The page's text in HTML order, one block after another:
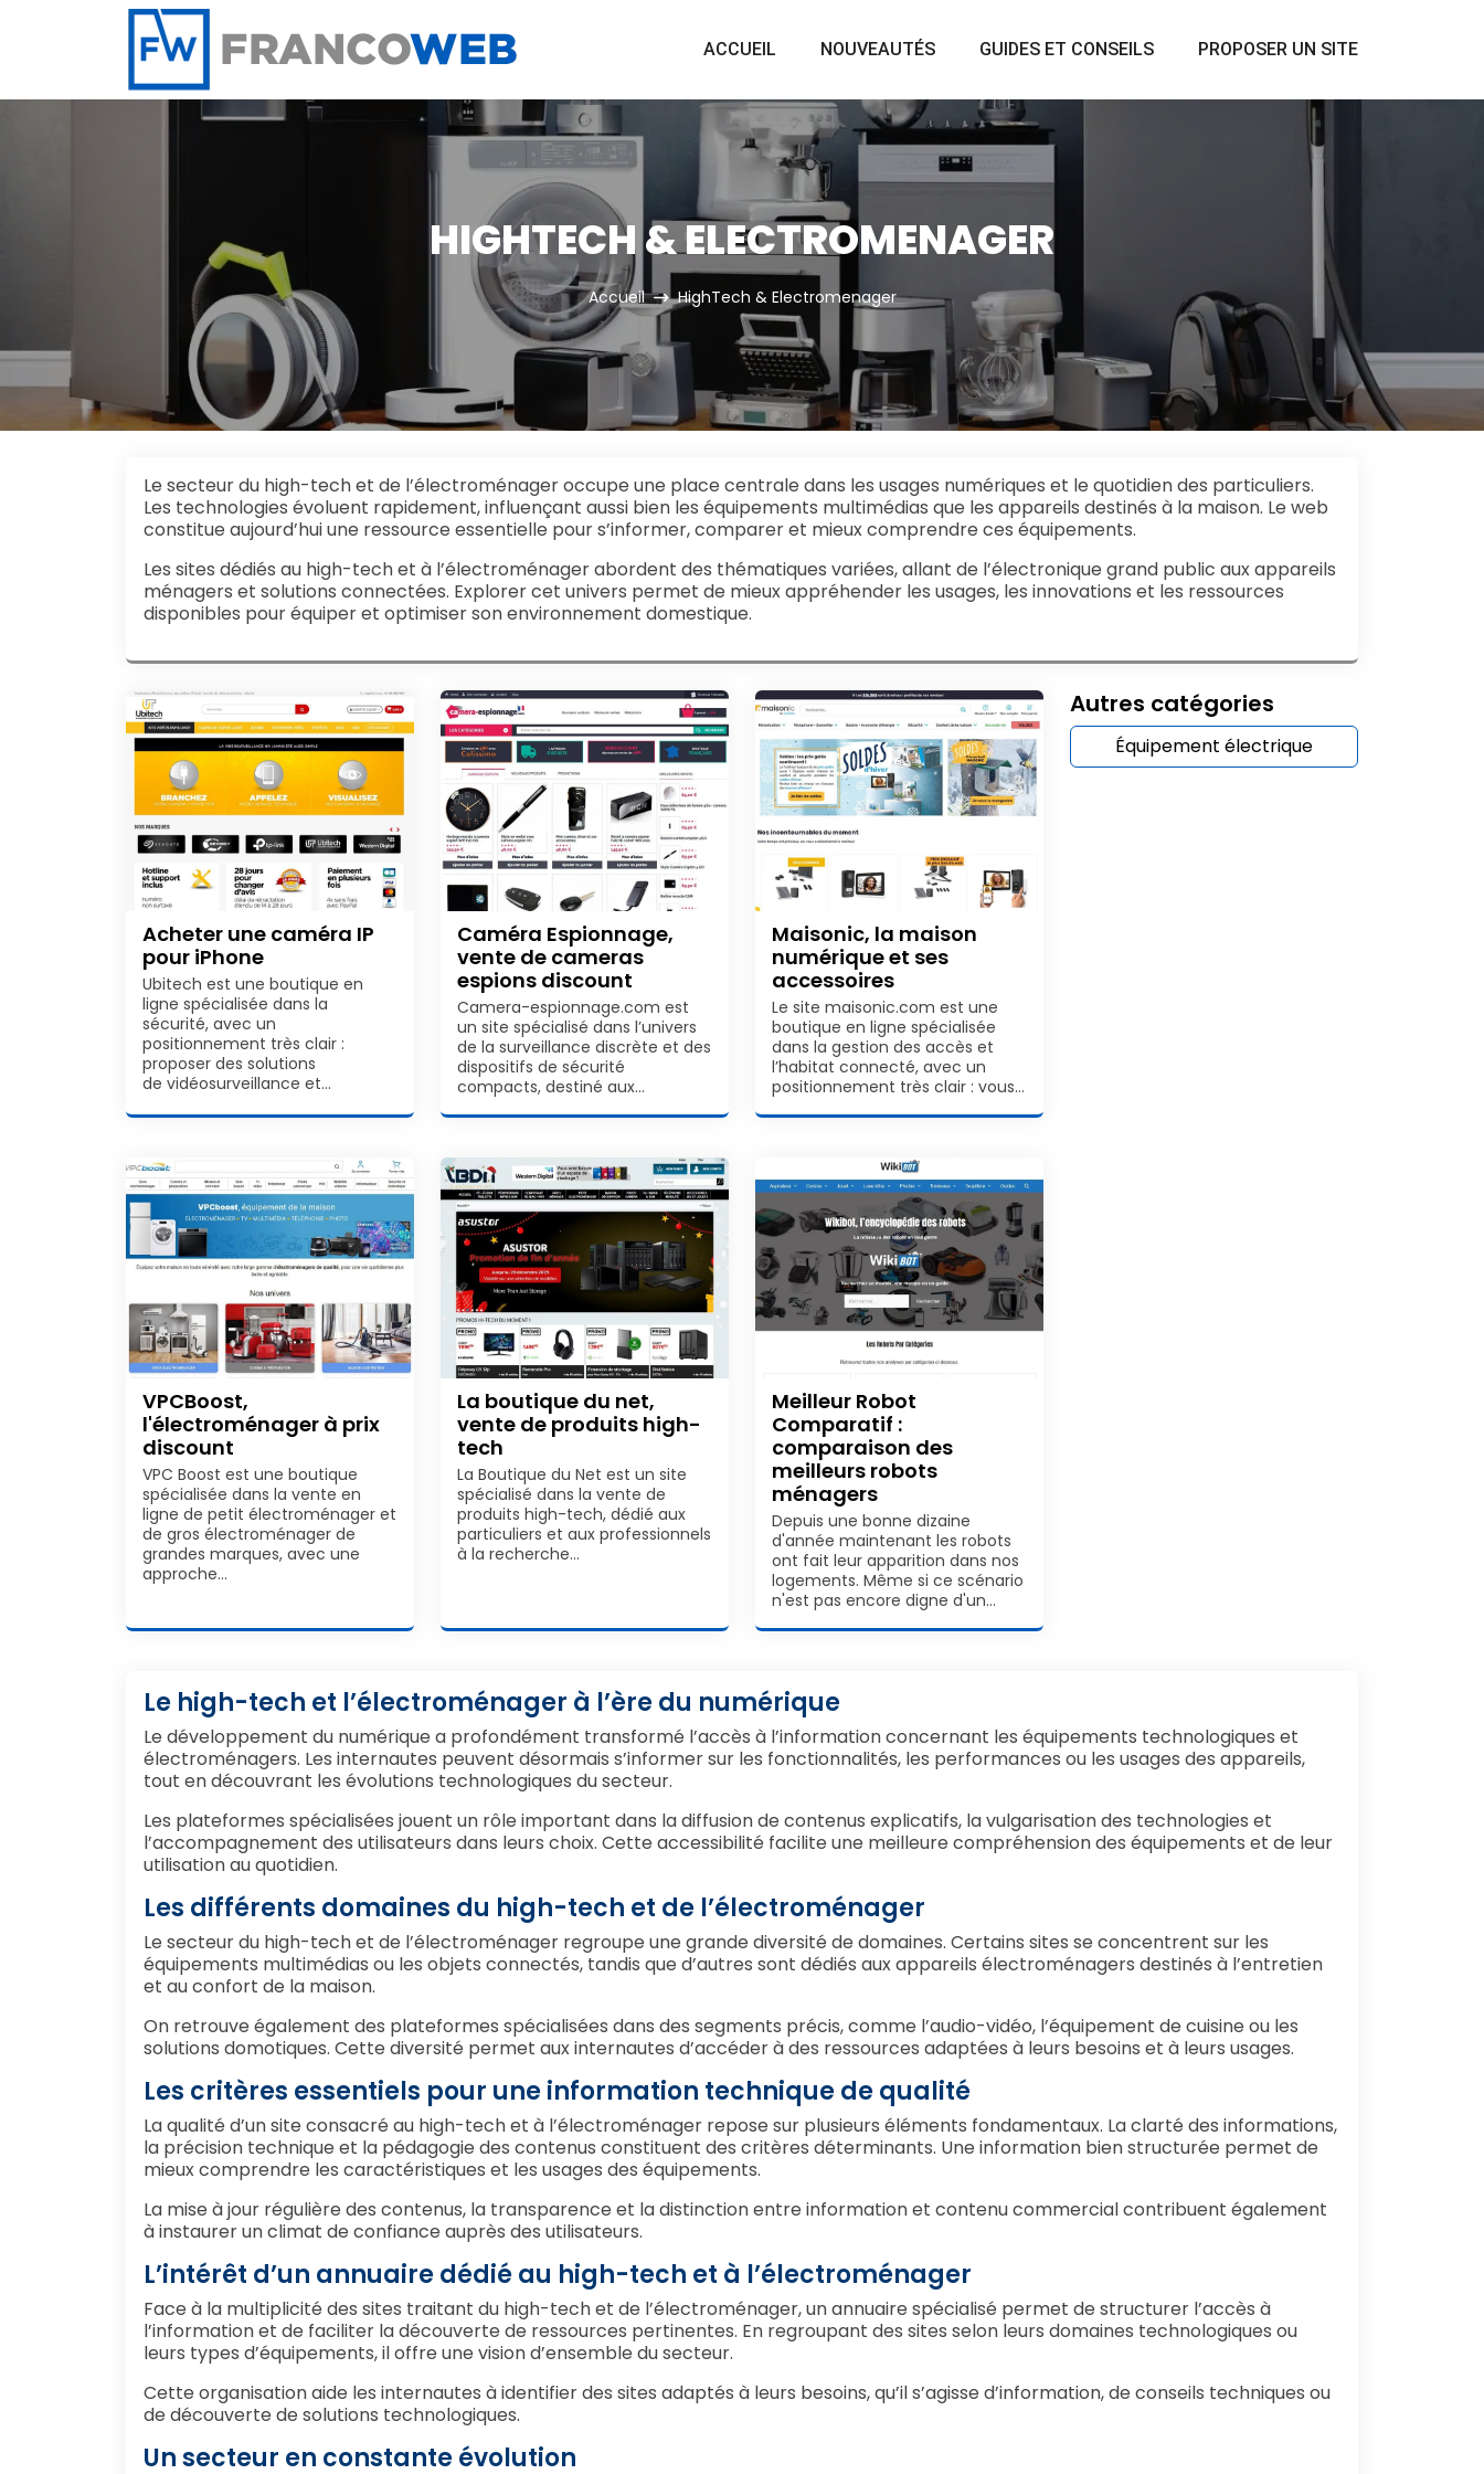
Panneau de gestion des cookies
ACCUEIL NOUVEAUTÉS GUIDES ET CONSEILS PROPOSER UN SITE
HIGHTECH & ELECTROMENAGER
Accueil HighTech & Electromenager
Le secteur du high-tech et de l’électroménager occupe une place centrale dans les usages numériques et le quotidien des particuliers.
Les technologies évoluent rapidement, influençant aussi bien les équipements multimédias que les appareils destinés à la maison. Le web
constitue aujourd’hui une ressource essentielle pour s’informer, comparer et mieux comprendre ces équipements.
Les sites dédiés au high-tech et à l’électroménager abordent des thématiques variées, allant de l’électronique grand public aux appareils
ménagers et solutions connectées. Explorer cet univers permet de mieux appréhender les usages, les innovations et les ressources
disponibles pour équiper et optimiser son environnement domestique.
Acheter une caméra IP
pour iPhone
Ubitech est une boutique en
ligne spécialisée dans la
sécurité, avec un
positionnement très clair :
proposer des solutions
de vidéosurveillance et…
Caméra Espionnage,
vente de cameras
espions discount
Camera-espionnage.com est
un site spécialisé dans l’univers
de la surveillance discrète et des
dispositifs de sécurité
compacts, destiné aux…
Maisonic, la maison
numérique et ses
accessoires
Le site maisonic.com est une
boutique en ligne spécialisée
dans la gestion des accès et
l’habitat connecté, avec un
positionnement très clair : vous…
VPCBoost,
l'électroménager à prix
discount
VPC Boost est une boutique
spécialisée dans la vente en
ligne de petit électroménager et
de gros électroménager de
grandes marques, avec une
approche…
La boutique du net,
vente de produits high-
tech
La Boutique du Net est un site
spécialisé dans la vente de
produits high-tech, dédié aux
particuliers et aux professionnels
à la recherche…
Meilleur Robot
Comparatif :
comparaison des
meilleurs robots
ménagers
Depuis une bonne dizaine
d'année maintenant les robots
ont fait leur apparition dans nos
logements. Même si ce scénario
n'est pas encore digne d'un…
Autres catégories
Équipement électrique
Le high-tech et l’électroménager à l’ère du numérique
Le développement du numérique a profondément transformé l’accès à l’information concernant les équipements technologiques et
électroménagers. Les internautes peuvent désormais s’informer sur les fonctionnalités, les performances ou les usages des appareils,
tout en découvrant les évolutions technologiques du secteur.
Les plateformes spécialisées jouent un rôle important dans la diffusion de contenus explicatifs, la vulgarisation des technologies et
l’accompagnement des utilisateurs dans leurs choix. Cette accessibilité facilite une meilleure compréhension des équipements et de leur
utilisation au quotidien.
Les différents domaines du high-tech et de l’électroménager
Le secteur du high-tech et de l’électroménager regroupe une grande diversité de domaines. Certains sites se concentrent sur les
équipements multimédias ou les objets connectés, tandis que d’autres sont dédiés aux appareils électroménagers destinés à l’entretien
et au confort de la maison.
On retrouve également des plateformes spécialisées dans des segments précis, comme l’audio-vidéo, l’équipement de cuisine ou les
solutions domotiques. Cette diversité permet aux internautes d’accéder à des ressources adaptées à leurs besoins et à leurs usages.
Les critères essentiels pour une information technique de qualité
La qualité d’un site consacré au high-tech et à l’électroménager repose sur plusieurs éléments fondamentaux. La clarté des informations,
la précision technique et la pédagogie des contenus constituent des critères déterminants. Une information bien structurée permet de
mieux comprendre les caractéristiques et les usages des équipements.
La mise à jour régulière des contenus, la transparence et la distinction entre information et contenu commercial contribuent également
à instaurer un climat de confiance auprès des utilisateurs.
L’intérêt d’un annuaire dédié au high-tech et à l’électroménager
Face à la multiplicité des sites traitant du high-tech et de l’électroménager, un annuaire spécialisé permet de structurer l’accès à
l’information et de faciliter la découverte de ressources pertinentes. En regroupant des sites selon leurs domaines technologiques ou
leurs types d’équipements, il offre une vision d’ensemble du secteur.
Cette organisation aide les internautes à identifier des sites adaptés à leurs besoins, qu’il s’agisse d’information, de conseils techniques ou
de découverte de solutions technologiques.
Un secteur en constante évolution